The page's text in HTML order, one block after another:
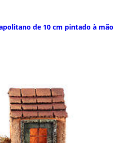
de 10 cm pintado à mão